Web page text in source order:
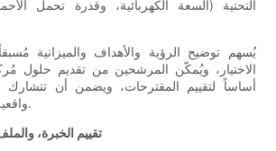
التحتية (السعة الكهربائية، وقدرة تحمل
يُسهم توضيح الرؤية والأهداف والميزانية
الاختيار، ويُمكّن المرشحين من تقديم حلول
أساساً لتقييم المقترحات، ويضمن أن تتشارك
واقعية بشأن النتائج والقيود.
تقييم الخبرة،